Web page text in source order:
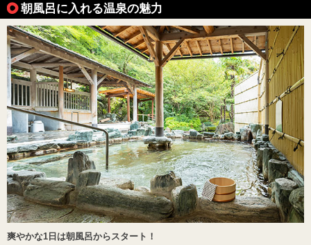
朝風呂に入れる温泉の魅力
爽やかな1日は朝風呂からスタート！